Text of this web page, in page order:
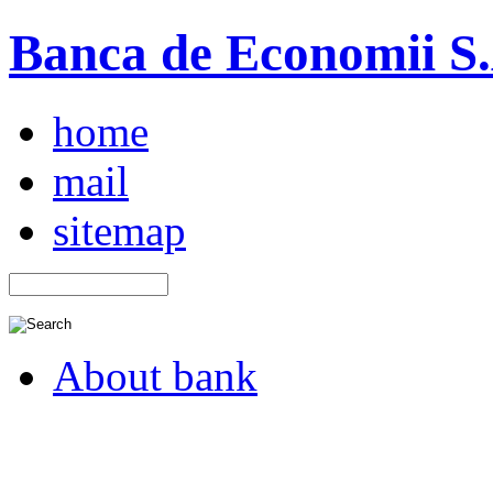
Banca de Economii
home
mail
sitemap
About bank